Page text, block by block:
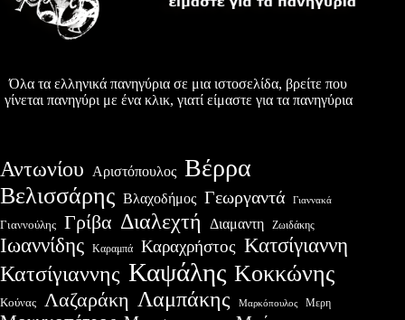
Όλα τα ελληνικά πανηγύρια σε μια ιστοσελίδα, βρείτε που
γίνεται πανηγύρι με ένα κλικ, γιατί είμαστε για τα πανηγύρια
Αντωνίου Αριστόπουλος Βέρρα
Βελισσάρης Βλαχοδήμος Γεωργαντά Γιαννακά
Γιαννούλης Γρίβα Διαλεχτή Διαμαντη Ζωιδάκης
Ιωαννίδης Καραμπά Καραχρήστος Κατσίγιαννη
Κατσίγιαννης Καψάλης Κοκκώνης
Κούνας Λαζαράκη Λαμπάκης Μαρκόπουλος Μερη